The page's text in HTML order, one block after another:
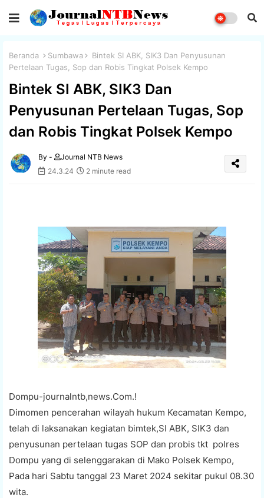
Beranda Sumbawa
Bintek SI ABK, SIK3 Dan Penyusunan
Pertelaan Tugas, Sop dan Robis Tingkat Polsek Kempo
Bintek SI ABK, SIK3 Dan
Penyusunan Pertelaan Tugas, Sop
dan Robis Tingkat Polsek Kempo
By -
Journal NTB News
24.3.24
2 minute read
Dompu-journalntb,news.Com.!
Dimomen pencerahan wilayah hukum Kecamatan Kempo,
telah di laksanakan kegiatan bimtek,SI ABK, SIK3 dan
penyusunan pertelaan tugas SOP dan probis tkt polres
Dompu yang di selenggarakan di Mako Polsek Kempo,
Pada hari Sabtu tanggal 23 Maret 2024 sekitar pukul 08.30
wita.